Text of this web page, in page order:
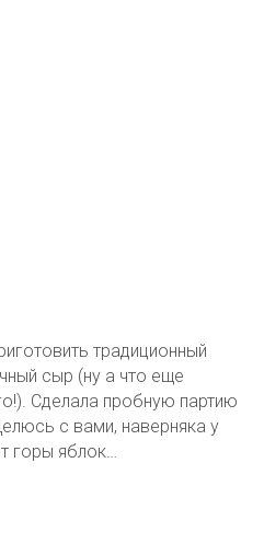
традиционный
сыр (ну а что еще
Сделала пробную партию
с вами, наверняка у
горы яблок…